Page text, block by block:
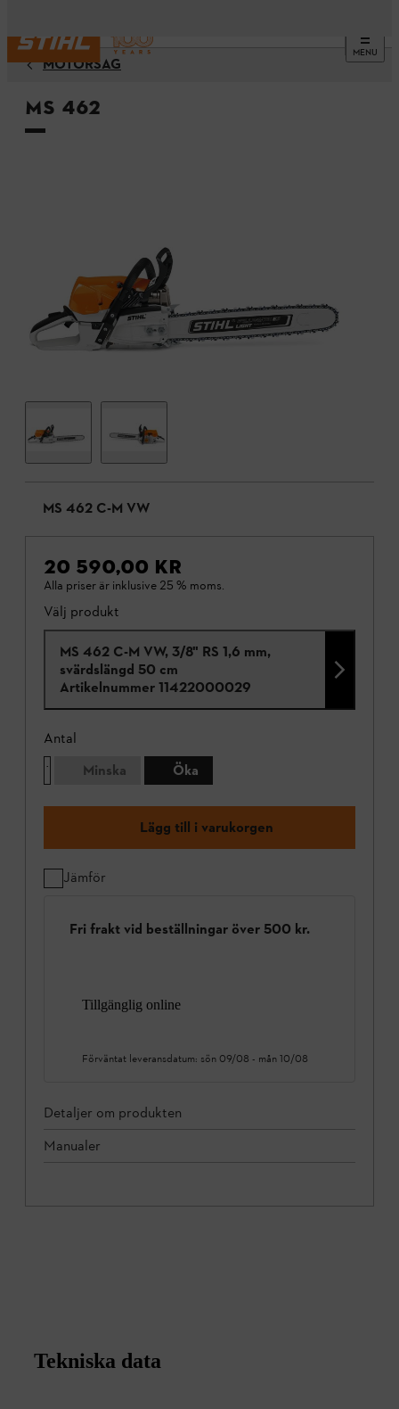
MENU
MOTORSÅG
MS 462
MS 462 C-M VW
20 590,00 KR
Alla priser är inklusive 25 % moms.
Välj produkt
MS 462 C-M VW, 3/8" RS 1,6 mm,
svärdslängd 50 cm
Artikelnummer 11422000029
Antal
Minska
Öka
Lägg till i varukorgen
Jämför
Fri frakt vid beställningar över 500 kr.
Tillgänglig online
Förväntat leveransdatum: sön 09/08 - mån 10/08
Detaljer om produkten
Manualer
Tekniska data